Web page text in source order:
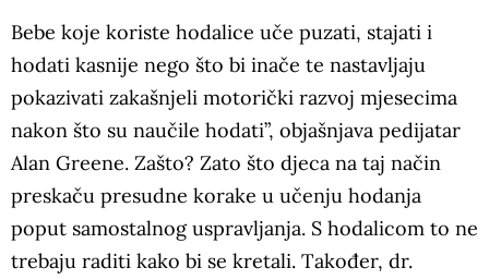
Bebe koje koriste hodalice uče puzati, stajati i
hodati kasnije nego što bi inače te nastavljaju
pokazivati zakašnjeli motorički razvoj mjesecima
nakon što su naučile hodati”, objašnjava pedijatar
Alan Greene. Zašto? Zato što djeca na taj način
preskaču presudne korake u učenju hodanja
poput samostalnog uspravljanja. S hodalicom to ne
trebaju raditi kako bi se kretali. Također, dr.